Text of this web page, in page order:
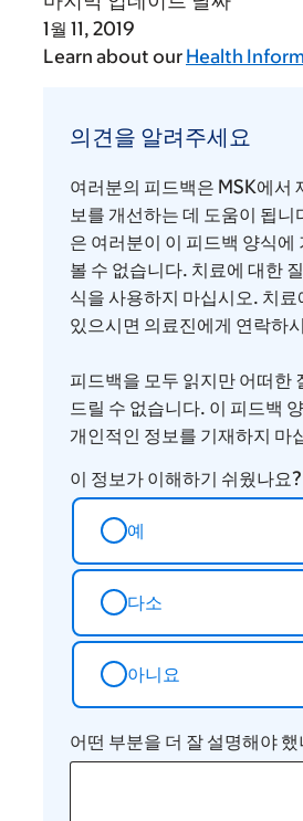
1월 11, 2019
Learn about our Health
견
알
려
주
세
요
의견을 알려주세요
여러분의 피드백은 MSK에서
보를 개선하는 데 도움이 됩니
은 여러분이 이 피드백 양식에
볼 수 없습니다. 치료에 대한
식을 사용하지 마십시오. 치료
있으시면 의료진에게 연락하
피드백을 모두 읽지만 어떠한
드릴 수 없습니다. 이 피드백
개인적인 정보를 기재하지 마
이 정보가 이해하기 쉬웠나요?
예
다소
아니요
어떤 부분을 더 잘 설명해야